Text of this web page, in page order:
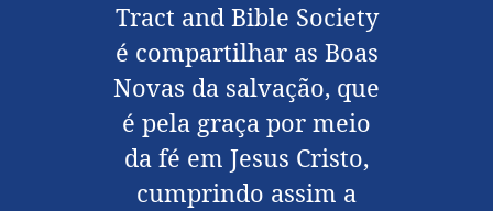
Tract and Bible Society
é compartilhar as Boas
Novas da salvação, que
é pela graça por meio
da fé em Jesus Cristo,
cumprindo assim a